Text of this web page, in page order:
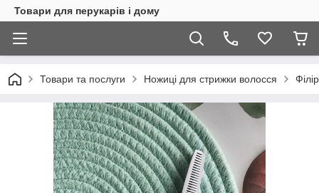
Товари для перукарів і дому
Товари та послуги Ножиці для стрижки волосся